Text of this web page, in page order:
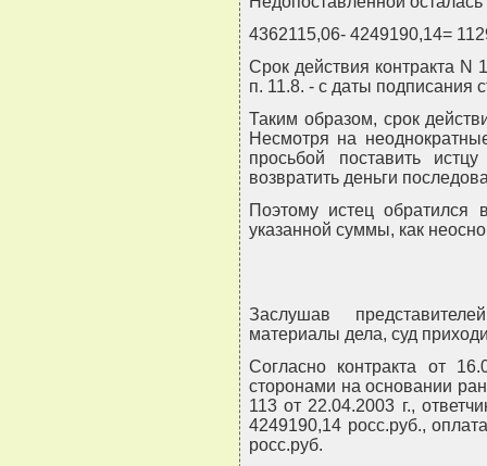
4362115,06- 4249190,14=
Срок действия контракта N
п. 11.8. - с даты подписания
Таким образом, срок
Несмотря на
просьбой поставить
возвратить деньги
Поэтому истец
указанной суммы, как
Заслушав
материалы дела, суд
Согласно контракта от
сторонами на основании
113 от 22.04.2003 г.,
4249190,14 росс.руб.,
росс.руб.